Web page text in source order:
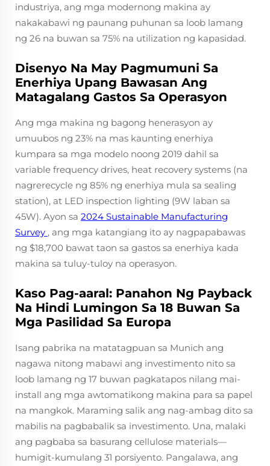
industriya, ang mga modernong makina ay
nakakabawi ng paunang puhunan sa loob lamang
ng 26 na buwan sa 75% na utilization ng kapasidad.
Disenyo Na May Pagmumuni Sa
Enerhiya Upang Bawasan Ang
Matagalang Gastos Sa Operasyon
Ang mga makina ng bagong henerasyon ay
umuubos ng 23% na mas kaunting enerhiya
kumpara sa mga modelo noong 2019 dahil sa
variable frequency drives, heat recovery systems (na
nagrerecycle ng 85% ng enerhiya mula sa sealing
station), at LED inspection lighting (9W laban sa
45W). Ayon sa 2024 Sustainable Manufacturing
Survey , ang mga katangiang ito ay nagpapabawas
ng $18,700 bawat taon sa gastos sa enerhiya kada
makina sa tuluy-tuloy na operasyon.
Kaso Pag-aaral: Panahon Ng Payback
Na Hindi Lumingon Sa 18 Buwan Sa
Mga Pasilidad Sa Europa
Isang pabrika na matatagpuan sa Munich ang
nagawa nitong mabawi ang investimento nito sa
loob lamang ng 17 buwan pagkatapos nilang mai-
install ang mga awtomatikong makina para sa papel
na mangkok. Maraming salik ang nag-ambag dito sa
mabilis na pagbabalik sa investimento. Una, malaki
ang pagbaba sa basurang cellulose materials—
humigit-kumulang 31 porsiyento. Pangalawa, ang